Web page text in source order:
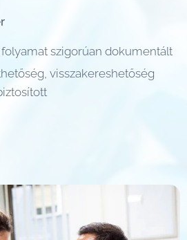
szigorúan dokumentált
visszakereshetőség